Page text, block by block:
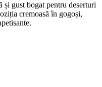
și gust bogat pentru deserturi
cremoasăîn gogoși,